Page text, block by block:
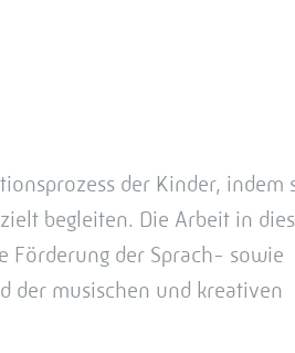
der Kinder, indem
begleiten. Die Arbeit in
Förderung der Sprach- sowie
der musischen und kreativen